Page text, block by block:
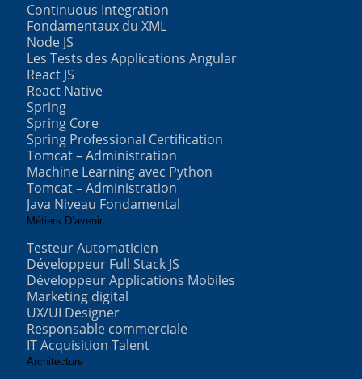
Continuous Integration
Fondamentaux du XML
Node JS
Les Tests des Applications Angular
React JS
React Native
Spring
Spring Core
Spring Professional Certification
Tomcat – Administration
Machine Learning avec Python
Tomcat – Administration
Java Niveau Fondamental
Métiers D’avenir
Testeur Automaticien
Développeur Full Stack JS
Développeur Applications Mobiles
Marketing digital
UX/UI Designer
Responsable commerciale
IT Acquisition Talent
Architecture